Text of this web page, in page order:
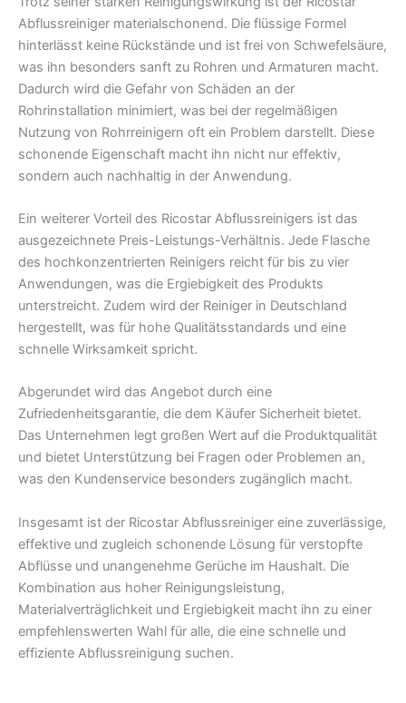
Abflussreiniger materialschonend. Die flüssige Formel
hinterlässt keine Rückstände und ist frei von Schwefelsäure,
was ihn besonders sanft zu Rohren und Armaturen macht.
Dadurch wird die Gefahr von Schäden an der
Rohrinstallation minimiert, was bei der regelmäßigen
Nutzung von Rohrreinigern oft ein Problem darstellt. Diese
schonende Eigenschaft macht ihn nicht nur effektiv,
sondern auch nachhaltig in der Anwendung.
Ein weiterer Vorteil des Ricostar Abflussreinigers ist das
ausgezeichnete Preis-Leistungs-Verhältnis. Jede Flasche
des hochkonzentrierten Reinigers reicht für bis zu vier
Anwendungen, was die Ergiebigkeit des Produkts
unterstreicht. Zudem wird der Reiniger in Deutschland
hergestellt, was für hohe Qualitätsstandards und eine
schnelle Wirksamkeit spricht.
Abgerundet wird das Angebot durch eine
Zufriedenheitsgarantie, die dem Käufer Sicherheit bietet.
Das Unternehmen legt großen Wert auf die Produktqualität
und bietet Unterstützung bei Fragen oder Problemen an,
was den Kundenservice besonders zugänglich macht.
Insgesamt ist der Ricostar Abflussreiniger eine zuverlässige,
effektive und zugleich schonende Lösung für verstopfte
Abflüsse und unangenehme Gerüche im Haushalt. Die
Kombination aus hoher Reinigungsleistung,
Materialverträglichkeit und Ergiebigkeit macht ihn zu einer
empfehlenswerten Wahl für alle, die eine schnelle und
effiziente Abflussreinigung suchen.